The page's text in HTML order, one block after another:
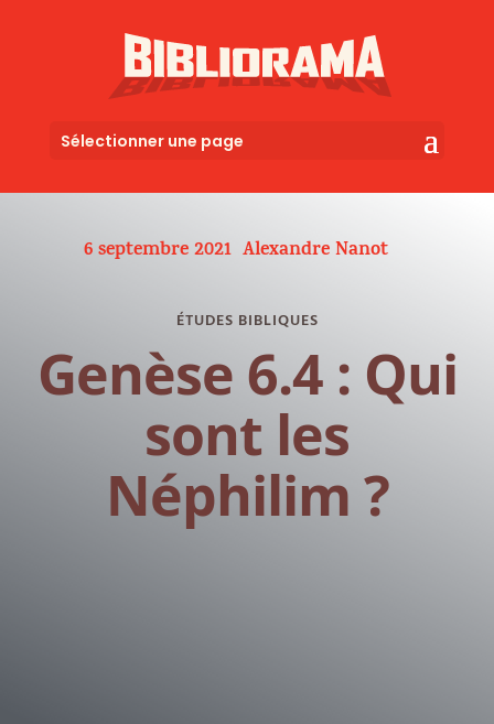
Sélectionner une page
6 septembre 2021 Alexandre Nanot
ÉTUDES BIBLIQUES
Genèse 6.4 : Qui
sont les
Néphilim ?